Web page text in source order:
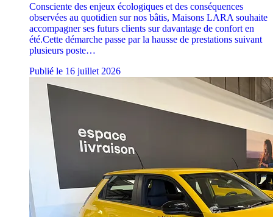
Consciente des enjeux écologiques et des conséquences
observées au quotidien sur nos bâtis, Maisons LARA souhaite
accompagner ses futurs clients sur davantage de confort en
été.Cette démarche passe par la hausse de prestations suivant
plusieurs poste…
Publié le 16 juillet 2026